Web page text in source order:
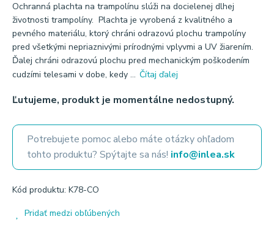
Ochranná plachta na trampolínu slúži na docielenej dlhej
životnosti trampolíny. Plachta je vyrobená z kvalitného a
pevného materiálu, ktorý chráni odrazovú plochu trampolíny
pred všetkými nepriaznivými prírodnými vplyvmi a UV žiarením.
Ďalej chráni odrazovú plochu pred mechanickým poškodením
cudzími telesami v dobe, kedy ... Čítaj ďalej
Ľutujeme, produkt je momentálne nedostupný.
Potrebujete pomoc alebo máte otázky ohľadom
tohto produktu? Spýtajte sa nás! info@inlea.sk
Kód produktu: K78-CO
Pridať medzi obľúbených